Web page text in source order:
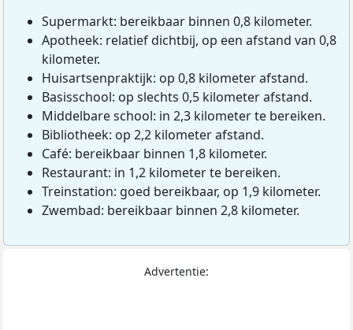
Supermarkt: bereikbaar binnen 0,8 kilometer.
Apotheek: relatief dichtbij, op een afstand van 0,8
kilometer.
Huisartsenpraktijk: op 0,8 kilometer afstand.
Basisschool: op slechts 0,5 kilometer afstand.
Middelbare school: in 2,3 kilometer te bereiken.
Bibliotheek: op 2,2 kilometer afstand.
Café: bereikbaar binnen 1,8 kilometer.
Restaurant: in 1,2 kilometer te bereiken.
Treinstation: goed bereikbaar, op 1,9 kilometer.
Zwembad: bereikbaar binnen 2,8 kilometer.
Advertentie: